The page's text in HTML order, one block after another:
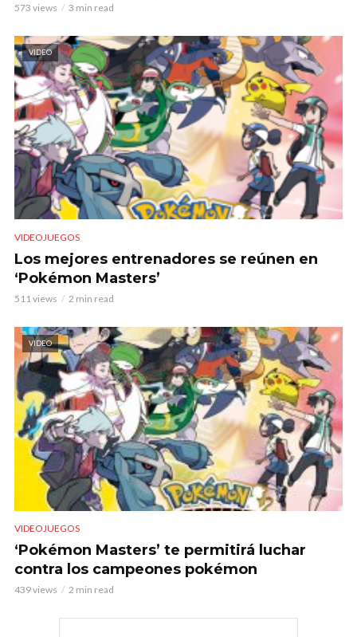
573 views 3 min read
VIDEO
VIDEOJUEGOS
Los mejores entrenadores se reúnen en
‘Pokémon Masters’
511 views 2 min read
VIDEO
VIDEOJUEGOS
‘Pokémon Masters’ te permitirá luchar
contra los campeones pokémon
439 views 2 min read